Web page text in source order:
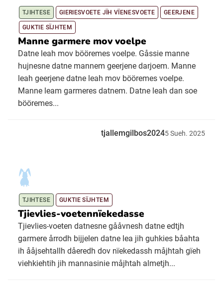
Resanderomani (Romska)
Kelderash (Romska)
Lovari (Romska)
TJIHTESE GIERIESVOETE JÏH VÏENESVOETE GEERJENE
GUKTIE SÏJHTEM
Manne garmere mov voelpe
Datne leah mov bööremes voelpe. Gåssie manne
hujnesne datne mannem geerjene darjoem. Manne
leah geerjene datne leah mov bööremes voelpe.
Manne leam garmeres datnem. Datne leah dan soe
bööremes...
tjallemgilbos20245Sueh. 2025
TJIHTESE GUKTIE SÏJHTEM
Tjievlies-voetennïekedasse
Tjievlies-voeten datnesne gååvnesh datne edtjh
garmere årrodh bijjelen datne lea jih guhkies båahta
ih ååjsehtallh dåeredh dov nïekedassh måjhtah gïeh
viehkiehtih jih mannasinie måjhtah almetjh...